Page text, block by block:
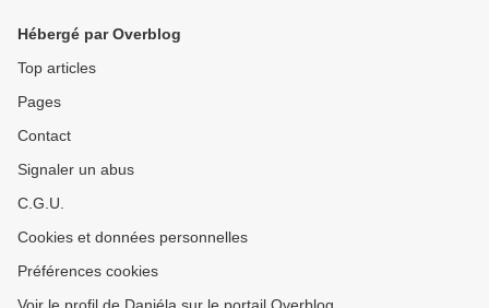
Hébergé par Overblog
Top articles
Pages
Contact
Signaler un abus
C.G.U.
Cookies et données personnelles
Préférences cookies